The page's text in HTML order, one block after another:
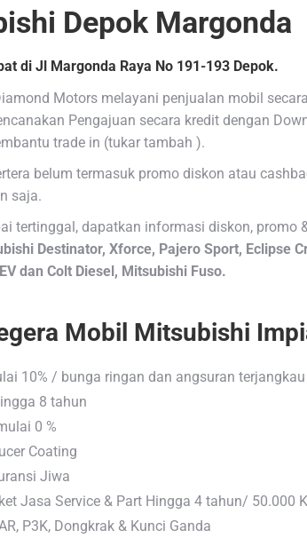
Depok Margonda
di Jl Margonda Raya No 191-193 Depok.
Motors melayani penjualan mobil
Pengajuan secara kredit dengan
trade in (tukar tambah ).
belum termasuk promo diskon atau
saja.
tertinggal, dapatkan informasi diskon, promo
Destinator, Xforce, Pajero Sport, Eclipse
dan Colt Diesel, Mitsubishi Fuso.
Mobil Mitsubishi
10% / bunga ringan dan angsuran terjangkau
8 tahun
0 %
Coating
Jiwa
Jasa Service & Part Hingga 4 tahun/ 50.000
P3K, Dongkrak & Kunci Ganda